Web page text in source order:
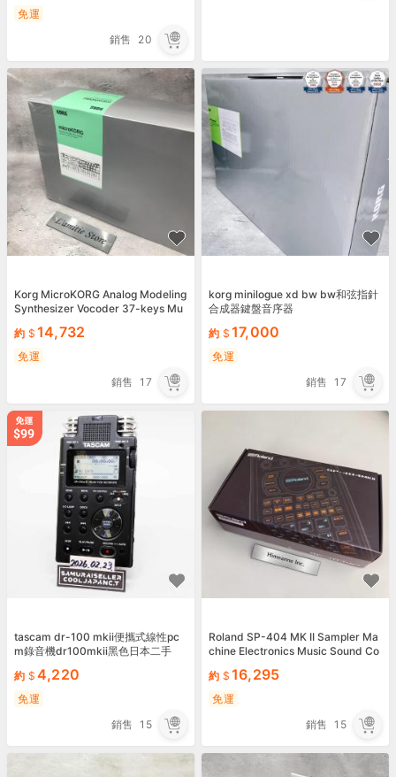
免運
銷售
20
Korg MicroKORG Analog Modeling
Synthesizer Vocoder 37-keys Mu
約 14,732
免運
銷售 17
korg minilogue xd bw bw和弦指針
合成器鍵盤音序器
約
17,000
免運
銷售 17
tascam dr-100 mkii便攜式線性pc
m錄音機dr100mkii黑色日本二手
約
4,220
免運
銷售 15
Roland SP-404 MK II Sampler Ma
chine Electronics Music Sound Co
約 16,295
免運
銷售 15